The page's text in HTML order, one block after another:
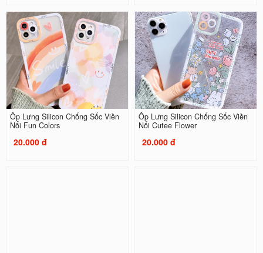
Ốp Lưng Silicon Chống Sốc Viền
Nổi Fun Colors
20.000 đ
Ốp Lưng Silicon Chống Sốc Viền
Nổi Cutee Flower
20.000 đ